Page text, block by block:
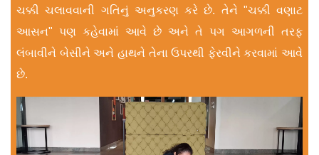
ચક્કી ચલાવવાની ગતિનું અનુકરણ કરે છે. તેને "ચક્કી વણાટ
આસન" પણ કહેવામાં આવે છે અને તે પગ આગળની તરફ
લંબાવીને બેસીને અને હાથને તેના ઉપરથી ફેરવીને કરવામાં આવે
છે.